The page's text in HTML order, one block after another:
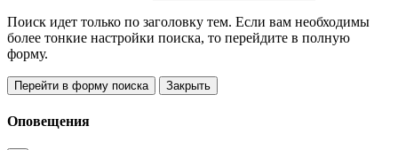
Поиск идет только по заголовку тем. Если вам необходимы
более тонкие настройки поиска, то перейдите в полную
форму.
Перейти в форму поиска Закрыть
Оповещения